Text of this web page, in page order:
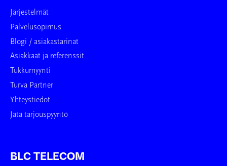
Järjestelmät
Palvelusopimus
Blogi / asiakastarinat
Asiakkaat ja referenssit
Tukkumyynti
Turva Partner
Yhteystiedot
Jätä tarjouspyyntö
BLC TELECOM